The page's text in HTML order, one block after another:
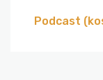
Podcast